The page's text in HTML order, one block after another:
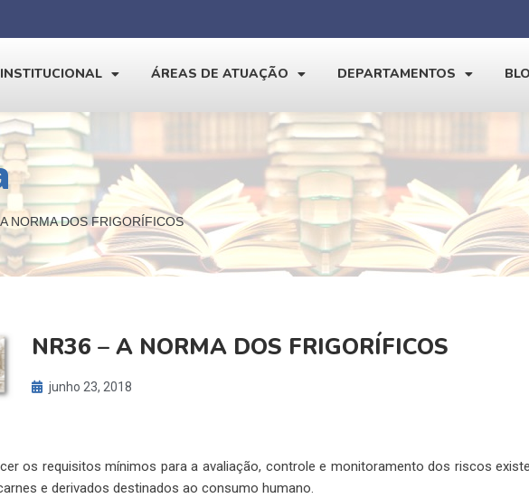
INSTITUCIONAL ÁREAS DE ATUAÇÃO DEPARTAMENTOS
NORMA DOS FRIGORÍFICOS
NR36 – A NORMA DOS FRIGORÍFICOS
junho 23, 2018
os requisitos mínimos para a avaliação, controle e monitoramento dos riscos
e derivados destinados ao consumo humano.